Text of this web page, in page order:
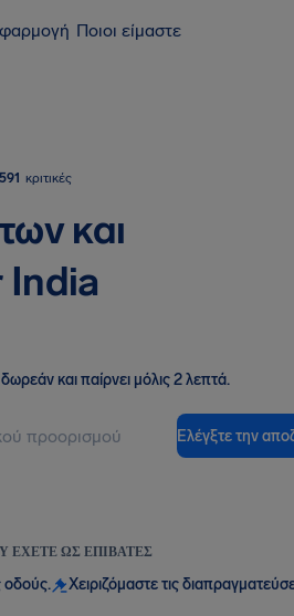
Ποιοι είμαστε
κριτικές
και
India
δωρεάν και παίρνει μόλις 2 λεπτά.
Ελέγξτε την
ΈΧΕΤΕ ΩΣ ΕΠΙΒΆΤΕΣ
οδούς. Χειριζόμαστε τις